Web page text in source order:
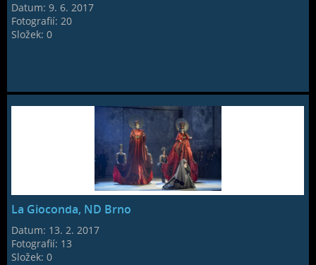
Datum:9. 6. 2017
Fotografií:20
Složek:0
La Gioconda, ND Brno
Datum: 13. 2. 2017
Fotografií: 13
Složek:0